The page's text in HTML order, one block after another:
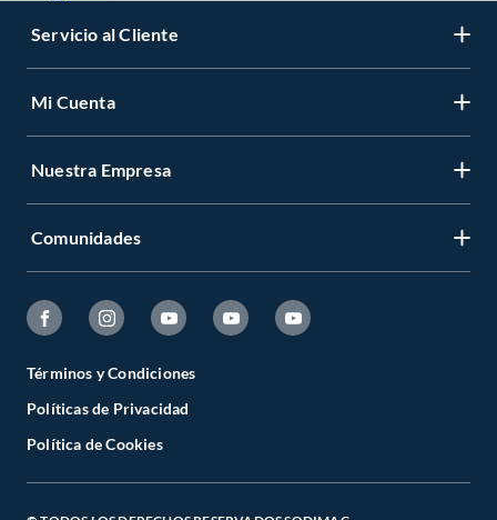
Servicio al Cliente
Mi Cuenta
Nuestra Empresa
Comunidades
Términos y Condiciones
Políticas de Privacidad
Política de Cookies